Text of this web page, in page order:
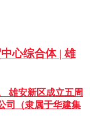
心综合体 | 雄
雄安新区成立五周
司（隶属于华建集